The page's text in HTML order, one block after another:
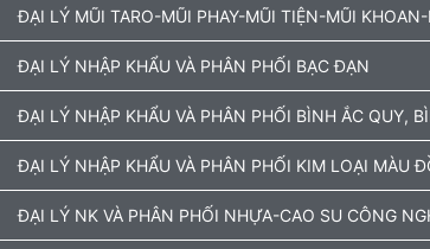
ĐẠI LÝ MŨI TARO-MŨI PHAY-MŨI TIỆN-MŨI
ĐẠI LÝ NHẬP KHẨU VÀ PHÂN PHỐI BẠC ĐẠN
ĐẠI LÝ NHẬP KHẨU VÀ PHÂN PHỐI BÌNH ẮC QUY,
ĐẠI LÝ NHẬP KHẨU VÀ PHÂN PHỐI KIM LOẠI MÀU
ĐẠI LÝ NK VÀ PHÂN PHỐI NHỰA-CAO SU CÔNG